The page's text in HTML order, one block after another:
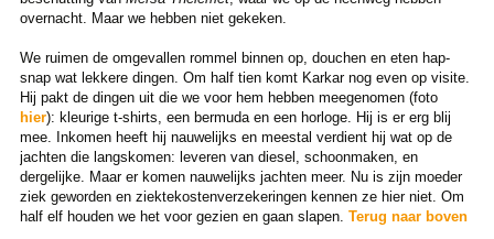
overnacht. Maar we hebben niet gekeken.
We ruimen de omgevallen rommel binnen op, douchen en eten hap-
snap wat lekkere dingen. Om half tien komt Karkar nog even op visite.
Hij pakt de dingen uit die we voor hem hebben meegenomen (foto
hier): kleurige t-shirts, een bermuda en een horloge. Hij is er erg blij
mee. Inkomen heeft hij nauwelijks en meestal verdient hij wat op de
jachten die langskomen: leveren van diesel, schoonmaken, en
dergelijke. Maar er komen nauwelijks jachten meer. Nu is zijn moeder
ziek geworden en ziektekostenverzekeringen kennen ze hier niet. Om
half elf houden we het voor gezien en gaan slapen. Terug naar boven